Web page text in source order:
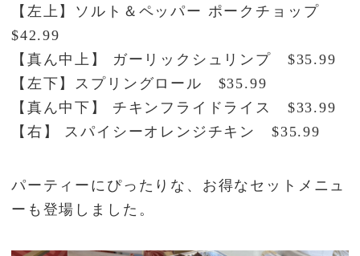
【左上】ソルト＆ペッパー ポークチョップ
$42.99
【真ん中上】 ガーリックシュリンプ $35.99
【左下】スプリングロール $35.99
【真ん中下】 チキンフライドライス $33.99
【右】 スパイシーオレンジチキン $35.99
パーティーにぴったりな、お得なセットメニュ
ーも登場しました。